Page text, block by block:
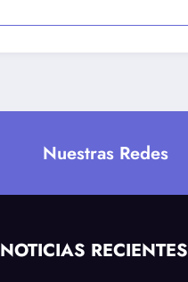
Nuestras Redes
NOTICIAS RECIENTES